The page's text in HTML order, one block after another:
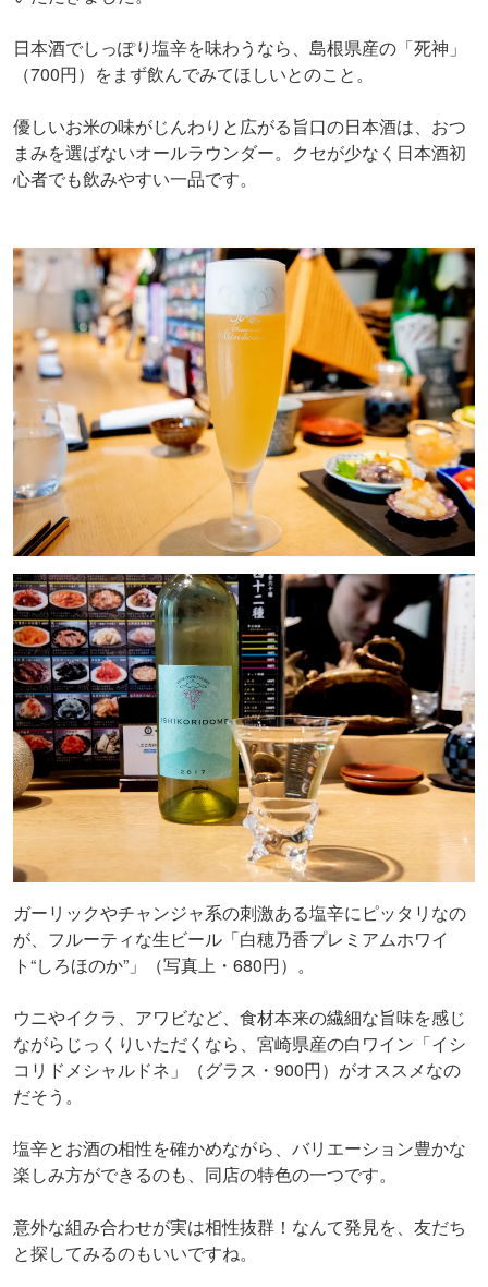
日本酒でしっぽり塩辛を味わうなら、島根県産の「死神」
（700円）をまず飲んでみてほしいとのこと。
優しいお米の味がじんわりと広がる旨口の日本酒は、おつ
まみを選ばないオールラウンダー。クセが少なく日本酒初
心者でも飲みやすい一品です。
ガーリックやチャンジャ系の刺激ある塩辛にピッタリなの
が、フルーティな生ビール「白穂乃香プレミアムホワイ
ト“しろほのか”」（写真上・680円）。
ウニやイクラ、アワビなど、食材本来の繊細な旨味を感じ
ながらじっくりいただくなら、宮崎県産の白ワイン「イシ
コリドメシャルドネ」（グラス・900円）がオススメなの
だそう。
塩辛とお酒の相性を確かめながら、バリエーション豊かな
楽しみ方ができるのも、同店の特色の一つです。
意外な組み合わせが実は相性抜群！なんて発見を、友だち
と探してみるのもいいですね。